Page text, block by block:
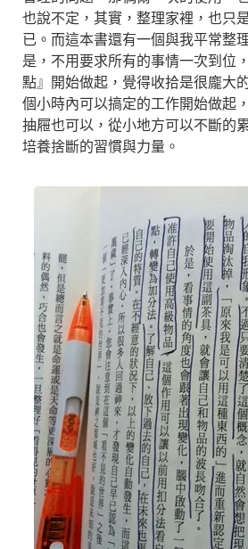
也說不定，其實，整理家裡，也只
已。而這本書還有一個與我平常整
是，不用要求所有的事情一次到位
點』開始做起，覺得收拾是很龐大
個小時內可以搞定的工作開始做起
抽屜也可以，從小地方可以不斷的
培養捨斷的習慣與力量。